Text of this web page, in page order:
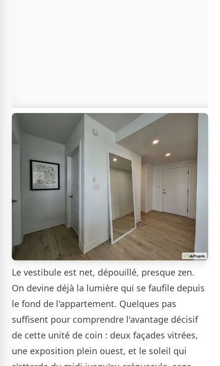
Le vestibule est net, dépouillé, presque zen.
On devine déjà la lumière qui se faufile depuis
le fond de l'appartement. Quelques pas
suffisent pour comprendre l'avantage décisif
de cette unité de coin : deux façades vitrées,
une exposition plein ouest, et le soleil qui